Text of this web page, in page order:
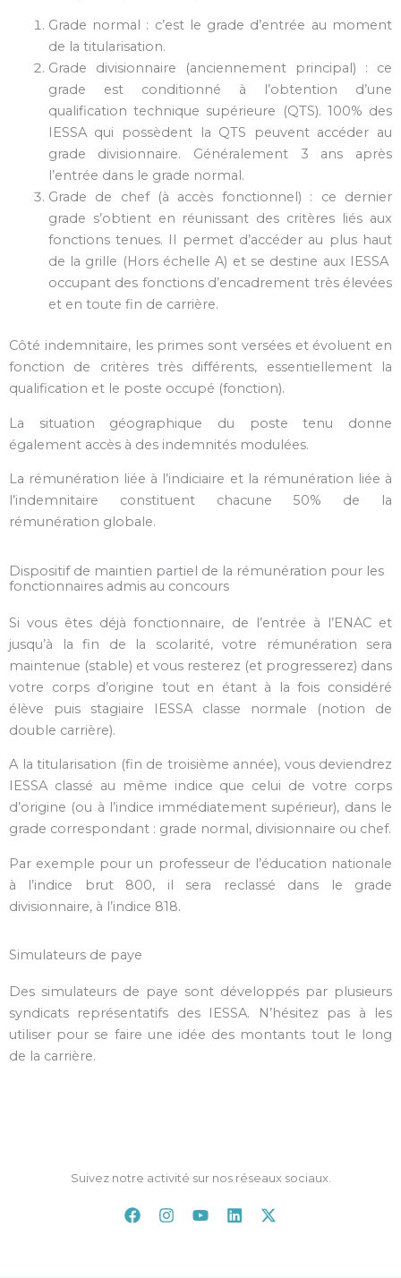
Grade normal : c’est le grade d’entrée au moment
de la titularisation.
Grade divisionnaire (anciennement principal) : ce
grade est conditionné à l’obtention d’une
qualification technique supérieure (QTS). 100% des
IESSA qui possèdent la QTS peuvent accéder au
grade divisionnaire. Généralement 3 ans après
l’entrée dans le grade normal.
Grade de chef (à accès fonctionnel) : ce dernier
grade s’obtient en réunissant des critères liés aux
fonctions tenues. Il permet d’accéder au plus haut
de la grille (Hors échelle A) et se destine aux IESSA
occupant des fonctions d’encadrement très élevées
et en toute fin de carrière.
Côté indemnitaire, les primes sont versées et évoluent en
fonction de critères très différents, essentiellement la
qualification et le poste occupé (fonction).
La situation géographique du poste tenu donne
également accès à des indemnités modulées.
La rémunération liée à l’indiciaire et la rémunération liée à
l’indemnitaire constituent chacune 50% de la
rémunération globale.
Dispositif de maintien partiel de la rémunération pour les
fonctionnaires admis au concours
Si vous êtes déjà fonctionnaire, de l’entrée à l’ENAC et
jusqu’à la fin de la scolarité, votre rémunération sera
maintenue (stable) et vous resterez (et progresserez) dans
votre corps d’origine tout en étant à la fois considéré
élève puis stagiaire IESSA classe normale (notion de
double carrière).
A la titularisation (fin de troisième année), vous deviendrez
IESSA classé au même indice que celui de votre corps
d’origine (ou à l’indice immédiatement supérieur), dans le
grade correspondant : grade normal, divisionnaire ou chef.
Par exemple pour un professeur de l’éducation nationale
à l’indice brut 800, il sera reclassé dans le grade
divisionnaire, à l’indice 818.
Simulateurs de paye
Des simulateurs de paye sont développés par plusieurs
syndicats représentatifs des IESSA. N’hésitez pas à les
utiliser pour se faire une idée des montants tout le long
de la carrière.
Suivez notre activité sur nos réseaux sociaux.